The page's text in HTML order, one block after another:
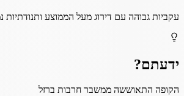
עקביות גבוהה עם דירוג מעל הממוצע ותנודתיות
ידעתם?
הקופה התאוששה ממשבר חרבות ברזל